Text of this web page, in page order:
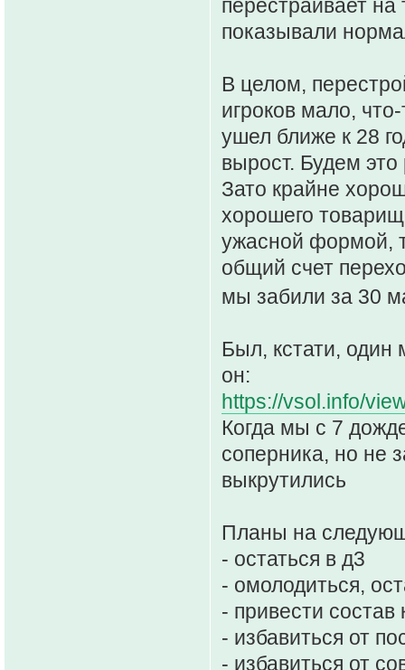
перестраивает на
показывали
В целом,
игроков мало,
ушел ближе к 28
вырост. Будем
Зато крайне
хорошего
ужасной формой,
общий счет
мы забили за 30
Был, кстати, один
он:
https://vsol.info/
Когда мы с 7
соперника, но не
выкрутились
Планы на
- остаться в д3
- омолодиться,
- привести
- избавиться от
- избавиться от